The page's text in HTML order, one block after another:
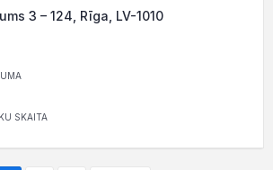
3 – 124, Rīga, LV-1010
SKAITA